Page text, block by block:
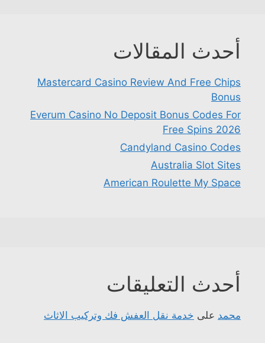
أحدث المقالات
Mastercard Casino Review And Free Chips
Bonus
Everum Casino No Deposit Bonus Codes For
Free Spins 2026
Candyland Casino Codes
Australia Slot Sites
American Roulette My Space
أحدث التعليقات
محمد على خدمة نقل العفش فك وتركيب الاثاث